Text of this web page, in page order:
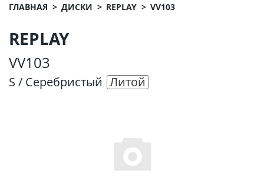
ГЛАВНАЯ ДИСКИ REPLAY VV103
REPLAY
VV103
S / Серебристый Литой